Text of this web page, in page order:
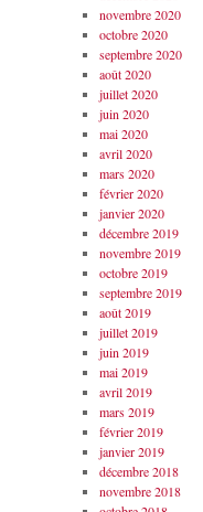
novembre 2020
octobre 2020
septembre 2020
août 2020
juillet 2020
juin 2020
mai 2020
avril 2020
mars 2020
février 2020
janvier 2020
décembre 2019
novembre 2019
octobre 2019
septembre 2019
août 2019
juillet 2019
juin 2019
mai 2019
avril 2019
mars 2019
février 2019
janvier 2019
décembre 2018
novembre 2018